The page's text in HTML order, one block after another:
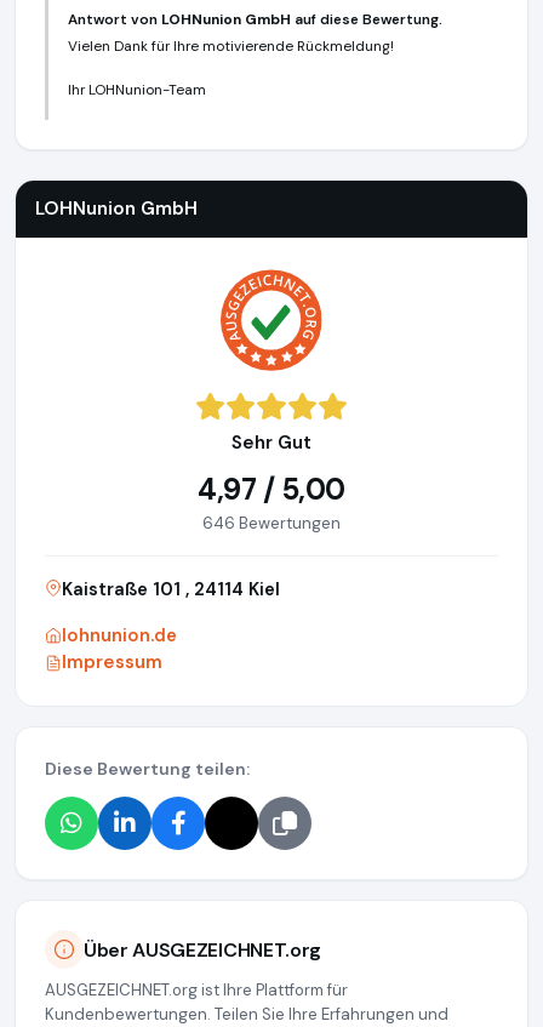
Antwort von LOHNunion GmbH auf diese Bewertung.
Vielen Dank für Ihre motivierende Rückmeldung!
Ihr LOHNunion-Team
LOHNunion GmbH
Sehr Gut
4,97 / 5,00
646 Bewertungen
Kaistraße 101 , 24114 Kiel
lohnunion.de
Impressum
Diese Bewertung teilen:
Über AUSGEZEICHNET.org
AUSGEZEICHNET.org ist Ihre Plattform für
Kundenbewertungen. Teilen Sie Ihre Erfahrungen und